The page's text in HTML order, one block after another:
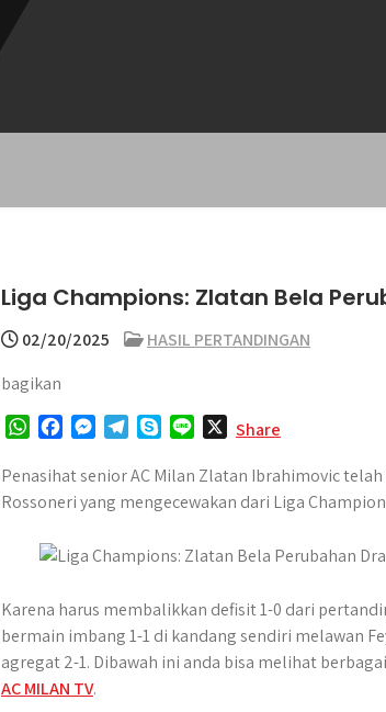
Liga Champions: Zlatan Bela
02/20/2025
HASIL PERTANDINGAN
bagikan
W
a
t
c
e
o
o
s
s
n
r
l
e
y
p
n
e
Share
Penasihat senior AC Milan Zlatan Ibrahimovic
Rossoneri yang mengecewakan dari Liga
Karena harus membalikkan defisit 1-0 dari
bermain imbang 1-1 di kandang sendiri melawan
agregat 2-1. Dibawah ini anda bisa melihat
AC MILAN TV.